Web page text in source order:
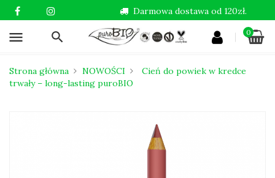
menu 0
Darmowa dostawa od 120zł.
Strona główna NOWOŚCI
Cień do powiek w kredce
trwały – long-lasting puroBIO